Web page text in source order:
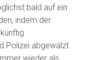
bald auf ein
indem der
Polizei abgewälzt